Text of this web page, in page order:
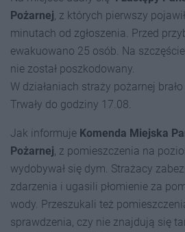
Pożarnej , z których pierwszy
minutach od zgłoszenia. Przed
ewakuowano 25 osób. Na
nie został poszkodowany.
W działaniach straży pożarnej
Trwały do godziny 17.08.
Jak informuje Komenda Miejska
Pożarnej , z pomieszczenia na
wydobywał się dym. Strażacy
zdarzenia i ugasili płomienie za
wody. Przeszukali też
sprawdzenia, czy nie znajdują się